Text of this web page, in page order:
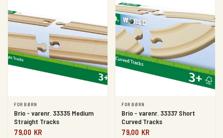
FOR BØRN
Brio - varenr. 33335 Medium
Straight Tracks
79,00 KR
FOR BØRN
Brio - varenr. 33337 Short
Curved Tracks
79,00 KR